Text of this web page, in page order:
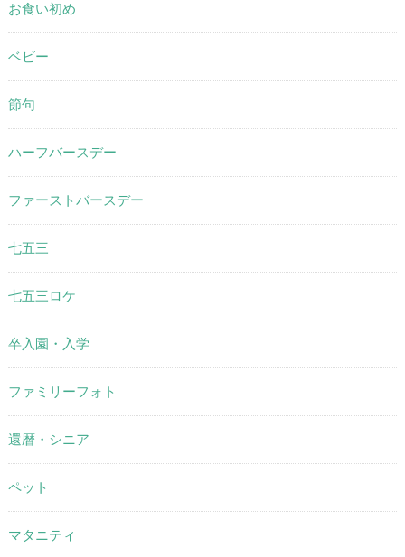
お食い初め
ベビー
節句
ハーフバースデー
ファーストバースデー
七五三
七五三ロケ
卒入園・入学
ファミリーフォト
還暦・シニア
ペット
マタニティ